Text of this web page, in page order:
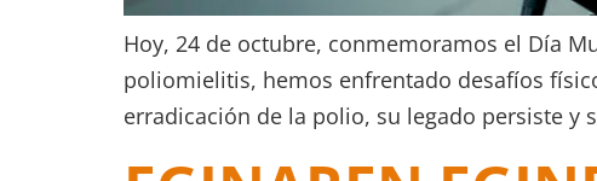
Hoy, 24 de octubre, conmemoramos el Día
poliomielitis, hemos enfrentado desafíos
erradicación de la polio, su legado persiste y